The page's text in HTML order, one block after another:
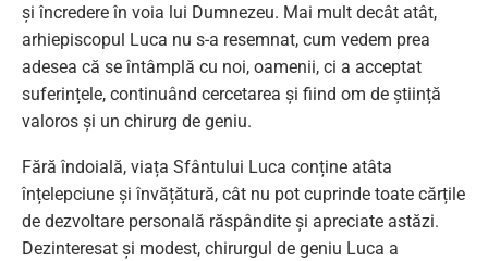
și încredere în voia lui Dumnezeu. Mai mult decât atât,
arhiepiscopul Luca nu s-a resemnat, cum vedem prea
adesea că se întâmplă cu noi, oamenii, ci a acceptat
suferințele, continuând cercetarea și fiind om de știință
valoros și un chirurg de geniu.
Fără îndoială, viața Sfântului Luca conține atâta
înțelepciune și învățătură, cât nu pot cuprinde toate cărțile
de dezvoltare personală răspândite și apreciate astăzi.
Dezinteresat și modest, chirurgul de geniu Luca a